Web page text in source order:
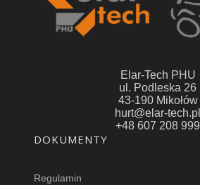
Elar-Tech PHU
ul. Podleska 26
43-190 Mikołów
hurt@elar-tech.pl
+48 607 208 999
Linki w stopce
DOKUMENTY
Regulamin